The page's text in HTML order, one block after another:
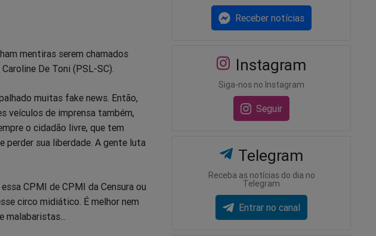
mentiras serem chamados
De Toni (PSL-SC).
muitas fake news. Então,
veículos de imprensa também,
o cidadão livre, que tem
sua liberdade. A gente luta
CPMI de CPMI da Censura ou
circo midiático. É melhor nem
malabaristas...
Receber notícias
Instagram
Siga-nos no Instagram
Seguir
Telegram
Receba as notícias do dia no
Telegram
Entrar no canal